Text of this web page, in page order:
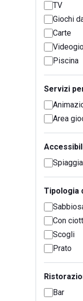
TV
Giochi
Carte
Piscina
Servizi
Area
Tipologia
Con
Scogli
Prato
Bar